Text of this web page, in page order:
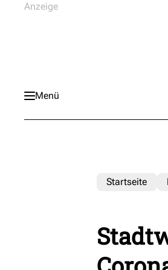
Menü
Startseite